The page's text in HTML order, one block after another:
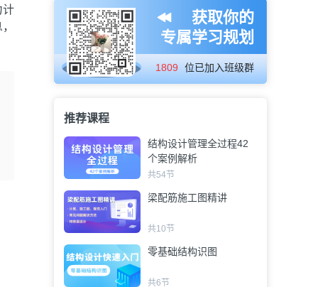
计
获取你的
专属学习规划
1809 位已加入班级群
推荐课程
结构设计管理全过程42
个案例解析
共54节
梁配筋施工图精讲
共10节
零基础结构识图
共6节